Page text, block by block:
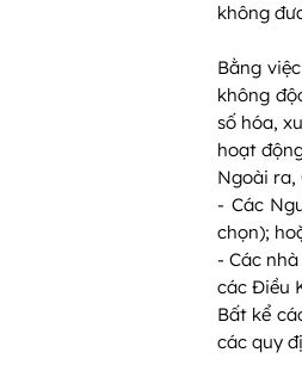
không
Bằng
không
số hóa,
hoạt
Ngoài ra,
- Các
chọn);
- Các
các Điều
Bất kể
các quy